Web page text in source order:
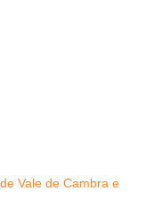
Vale de Cambra e